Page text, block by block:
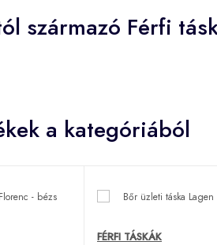
származó Férfi
a kategóriából
FÉRFI TÁSKÁK